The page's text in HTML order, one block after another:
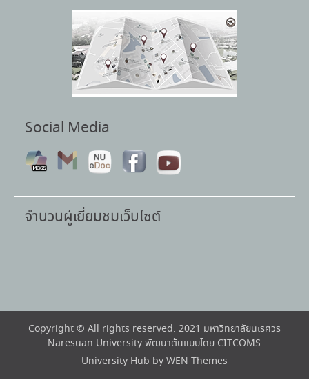
Social Media
จำนวนผู้เยี่ยมชมเว็บไซต์
Copyright © All rights reserved. 2021 มหาวิทยาลัยนเรศวร
Naresuan University พัฒนาต้นแบบโดย CITCOMS
University Hub by WEN Themes